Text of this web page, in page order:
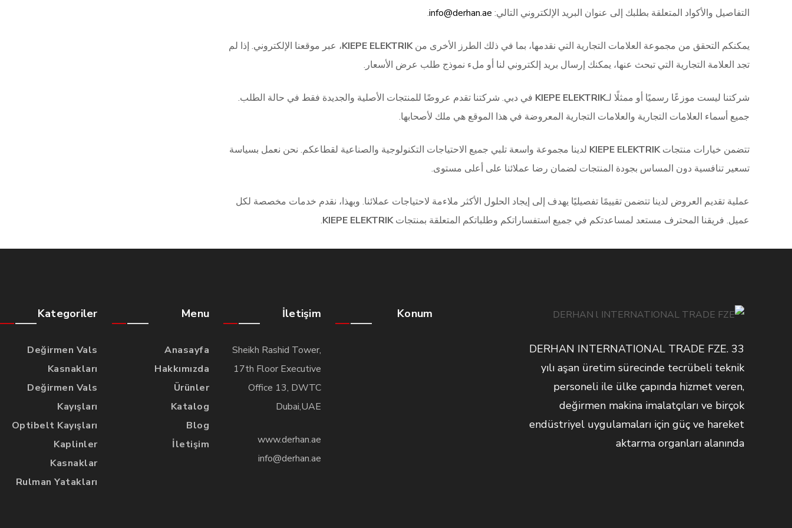
التفاصيل والأكواد المتعلقة بطلبك إلى عنوان البريد الإلكتروني التالي: info@derhan.ae
.
يمكنكم التحقق من مجموعة العلامات التجارية التي نقدمها، بما في ذلك الطرز الأخرى منKIEPE ELEKTRIK، عبر موقعنا الإلكتروني. إذا لم
تجد العلامة التجارية التي تبحث عنها، يمكنك إرسال بريد إلكتروني لنا أو ملء نموذج طلب عرض الأسعار.
شركتنا ليست موزعًا رسميًا أو ممثلًا لـKIEPE ELEKTRIK في دبي. شركتنا تقدم عروضًا للمنتجات الأصلية والجديدة فقط في حالة الطلب.
جميع أسماء العلامات التجارية والعلامات التجارية المعروضة في هذا الموقع هي ملك لأصحابها.
تتضمن خيارات منتجاتKIEPE ELEKTRIK لدينا مجموعة واسعة تلبي جميع الاحتياجات التكنولوجية والصناعية لقطاعكم. نحن نعمل بسياسة
تسعير تنافسية دون المساس بجودة المنتجات لضمان رضا عملائنا على أعلى مستوى.
عملية تقديم العروض لدينا تتضمن تقييمًا تفصيليًا يهدف إلى إيجاد الحلول الأكثر ملاءمة لاحتياجات عملائنا. وبهذا، نقدم خدمات مخصصة لكل
عميل. فريقنا المحترف مستعد لمساعدتكم في جميع استفساراتكم وطلباتكم المتعلقة بمنتجاتKIEPE ELEKTRIK
.
DERHAN INTERNATIONAL TRADE FZE. 33
yılı aşan üretim sürecinde tecrübeli teknik
personeli ile ülke çapında hizmet veren,
değirmen makina imalatçıları ve birçok
endüstriyel uygulamaları için güç ve hareket
aktarma organları alanında
Kategoriler
Değirmen Vals
Kasnakları
Değirmen Vals
Kayışları
Optibelt Kayışları
Kaplinler
Kasnaklar
Rulman Yatakları
Menu
Anasayfa
Hakkımızda
Ürünler
Katalog
Blog
İletişim
İletişim
Sheikh Rashid Tower,
17th Floor Executive
Office 13, DWTC
Dubai,UAE
www.derhan.ae
info@derhan.ae
Konum